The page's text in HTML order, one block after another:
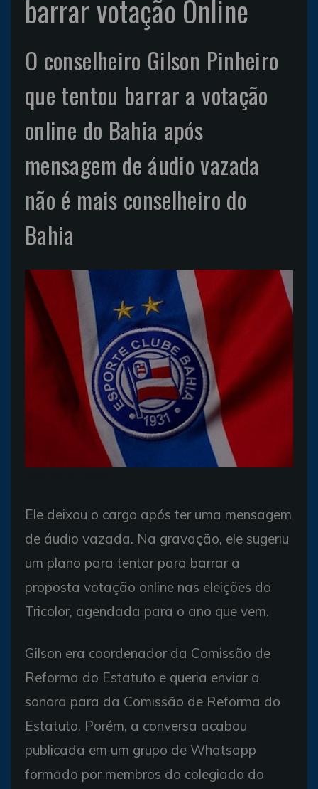
barrar votação Online
O conselheiro Gilson Pinheiro
que tentou barrar a votação
online do Bahia após
mensagem de áudio vazada
não é mais conselheiro do
Bahia
Ele deixou o cargo após ter uma mensagem
de áudio vazada. Na gravação, ele sugeriu
um plano para tentar para barrar a
proposta votação online nas eleições do
Tricolor, agendada para o ano que vem.
Gilson era coordenador da Comissão de
Reforma do Estatuto e queria enviar a
sonora para da Comissão de Reforma do
Estatuto. Porém, a conversa acabou
publicada em um grupo de Whatsapp
formado por membros do colegiado do